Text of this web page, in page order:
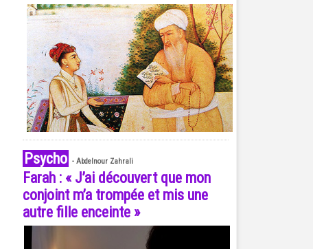
Psycho - Abdelnour Zahrali
Farah : « J’ai découvert que mon
conjoint m’a trompée et mis une
autre fille enceinte »